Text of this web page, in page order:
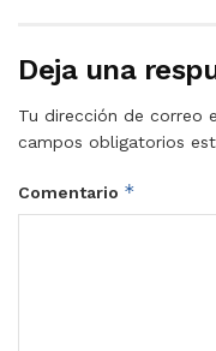
Deja una
Tu dirección de correo
campos obligatorios
Comentario *